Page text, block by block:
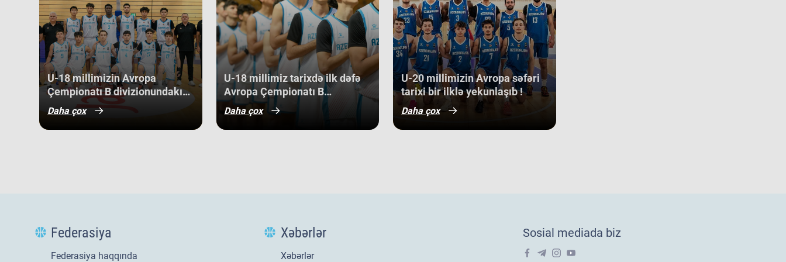
Niderland, İsveçrə, Kipr, Gürcüstan, Danimarka, Estoniya, Slovakiya, Ermənistan, Albaniya və
Kosovo kimi komandaları üstəliyə bilib. ​Belə bir gərgin rəqabət mühitində qazanılan 11-ci yer
gənc basketbolçularımız üçün həm böyük beynəlxalq təcrübə, həm də gələcək turnirlərdə daha
böyük uğurlar qazanmaq üçün möhkəm bir bünövrə deməkdir.
sonundakı yekun mövqeləri də aydın sübut edir. Belə ki, qrupdakı
ən güclü rəqibimiz olan İsveç millisi çempionatın bürünc
medallarına sahib çıxıb. Digər rəqibimiz İrlandiya komandası pley-
off mərhələsini uğurla keçərək yarışın 5-cisi olub. Şimali
Makedoniya yığması isə ilk onluqda qərarlaşaraq çempionatı 9-
cu sırada bitirib. Millimiz çempionat boyu göstərdiyi əzmkar oyun
sayəsində ümumi sıralamada düz 10 ölkəni geridə qoymağı
bacarıb. Basketbolçularımız turnir cədvəlində Niderland, İsveçrə,
Albaniya və Kosovo kimi komandaları üstəliyə bilib. ​Belə bir
U-18 millimizin Avropa
Çempionatı B divizionundakı
oyunları yekunlaşıb.
Daha çox
U-18 millimiz tarixdə ilk dəfə
Avropa Çempionatı B
divizionunun qrup mərhələsində
qələbə qazanıb.
Daha çox
​U-20 millimizin Avropa səfəri
tarixi bir ilklə yekunlaşıb !
Daha çox
sonuncu oyununu keçirib. Millimiz 15-16-cı yerlər uğrunda
görüşdə İslandiya seçməsinə 73:91 hesabı ilə məğlub olub və
Daha çox
Federasiya
Federasiya haqqında
Xəbərlər
Xəbərlər
Sosial mediada biz